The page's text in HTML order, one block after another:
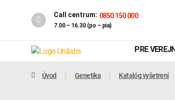
Call centrum: 0850 150 000
7.00 – 16.30 (po – pia)
PRE
Úvod Genetika Katalóg vyšetrení